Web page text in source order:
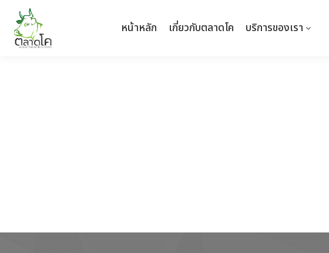
หน้าหลัก เกี่ยวกับตลาดโค บริการของเรา
หน้าหลัก เกี่ยวกับตลาดโค บริการของเรา